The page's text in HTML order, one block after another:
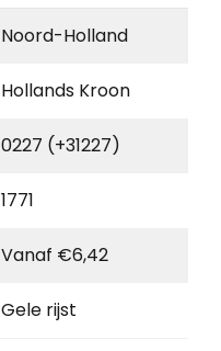
Noord-Holland
Hollands Kroon
0227 (+31227)
1771
Vanaf €6,42
Gele rijst